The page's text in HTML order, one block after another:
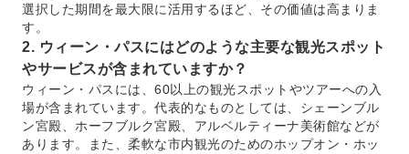
選択した期間を最大限に活用するほど、その価値は高まりま
す。
2. ウィーン・パスにはどのような主要な観光スポット
やサービスが含まれていますか？
ウィーン・パスには、60以上の観光スポットやツアーへの入
場が含まれています。代表的なものとしては、シェーンブル
ン宮殿、ホーフブルク宮殿、アルベルティーナ美術館などが
あります。また、柔軟な市内観光のためのホップオン・ホッ